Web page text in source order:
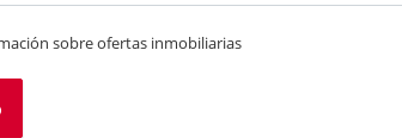
sobre ofertas inmobiliarias